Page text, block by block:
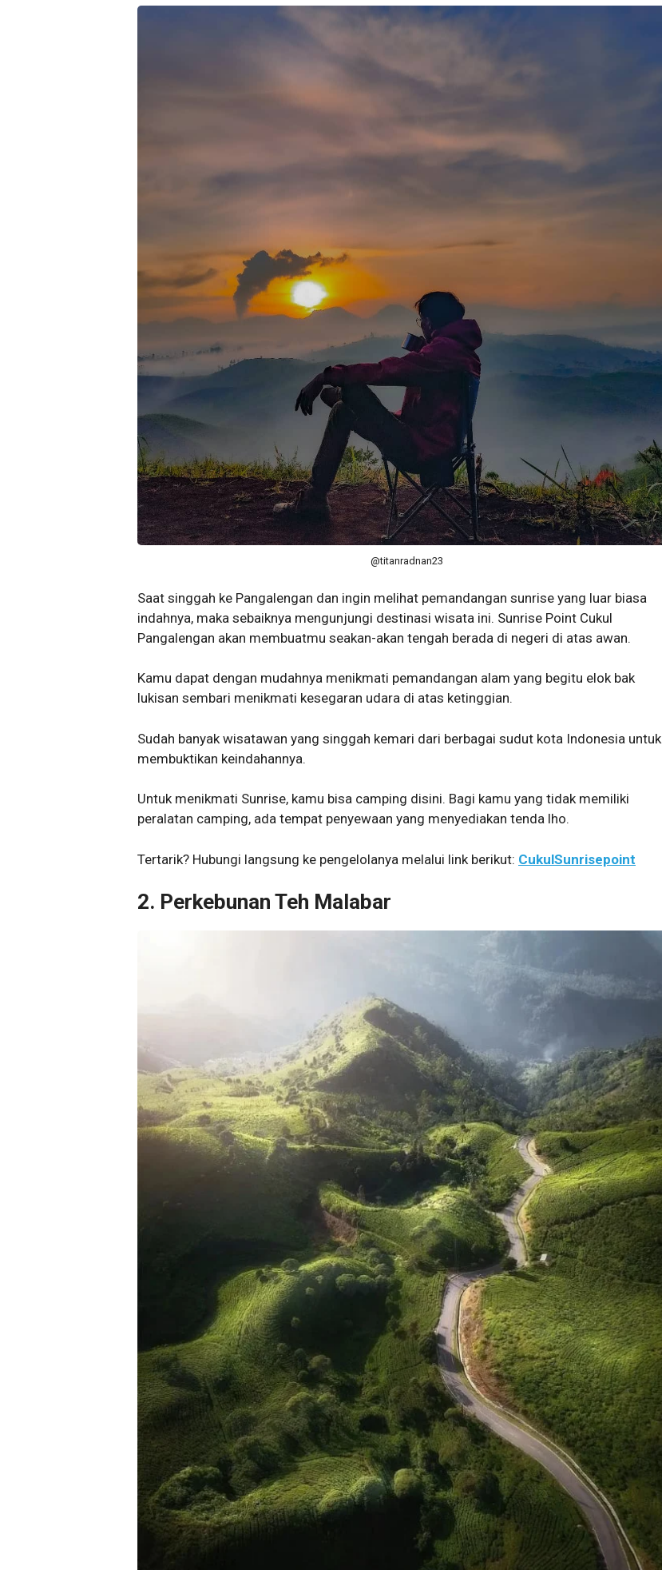
@titanradnan23
Saat singgah ke Pangalengan dan ingin melihat pemandangan sunrise yang luar biasa
indahnya, maka sebaiknya mengunjungi destinasi wisata ini. Sunrise Point Cukul
Pangalengan akan membuatmu seakan-akan tengah berada di negeri di atas awan.
Kamu dapat dengan mudahnya menikmati pemandangan alam yang begitu elok bak
lukisan sembari menikmati kesegaran udara di atas ketinggian.
Sudah banyak wisatawan yang singgah kemari dari berbagai sudut kota Indonesia untuk
membuktikan keindahannya.
Untuk menikmati Sunrise, kamu bisa camping disini. Bagi kamu yang tidak memiliki
peralatan camping, ada tempat penyewaan yang menyediakan tenda lho.
Tertarik? Hubungi langsung ke pengelolanya melalui link berikut: CukulSunrisepoint
2. Perkebunan Teh Malabar